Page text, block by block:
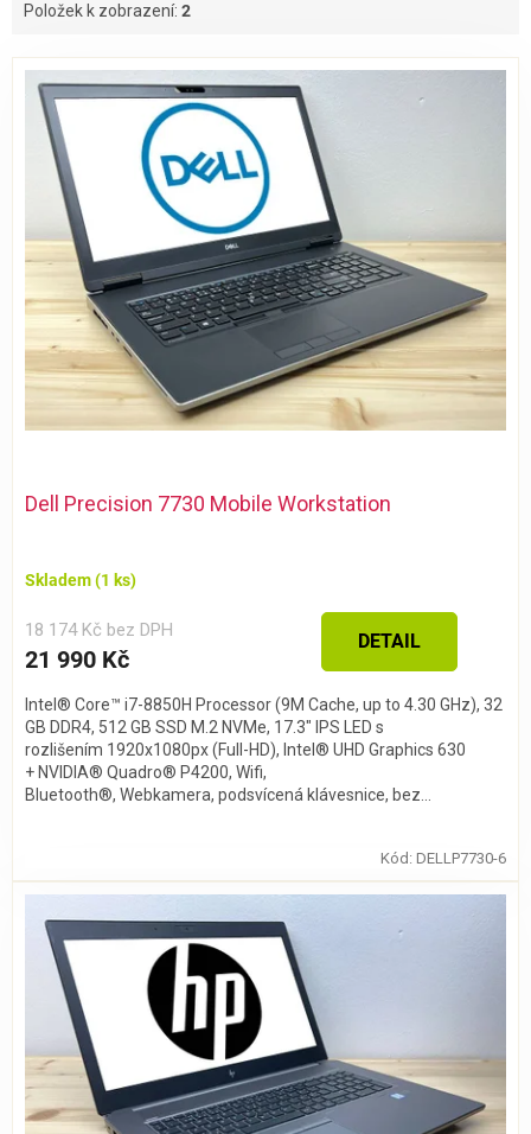
Položek k zobrazení: 2
V
Dell Precision 7730 Mobile Workstation
Skladem(1 ks)
18 174 Kč bez DPH
21 990 Kč
DETAIL
Intel® Core™ i7-8850H Processor (9M Cache, up to 4.30 GHz), 32
GB DDR4, 512 GB SSD M.2 NVMe, 17.3" IPS LED s
rozlišením 1920x1080px (Full-HD), Intel® UHD Graphics 630
+ NVIDIA® Quadro® P4200, Wifi,
Bluetooth®, Webkamera, podsvícená klávesnice, bez...
Kód: DELLP7730-6